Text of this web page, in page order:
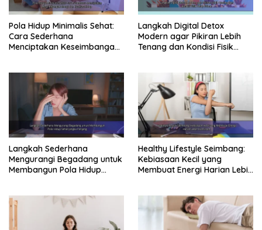
Pola Hidup Minimalis Sehat:
Cara Sederhana
Menciptakan Keseimbangan
Langkah Digital Detox
Modern agar Pikiran Lebih
Tenang dan Kondisi Fisik
Langkah Sederhana
Mengurangi Begadang untuk
Membangun Pola Hidup
Healthy Lifestyle Seimbang:
Kebiasaan Kecil yang
Membuat Energi Harian Lebih